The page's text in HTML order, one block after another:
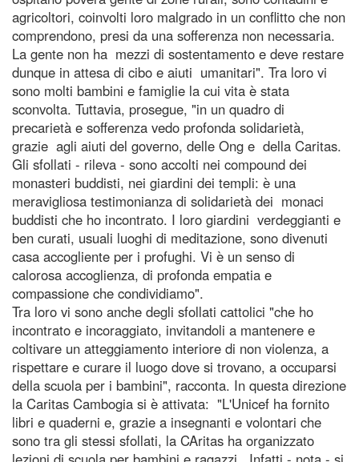
agricoltori, coinvolti loro malgrado in un conflitto che non
comprendono, presi da una sofferenza non necessaria.
La gente non ha mezzi di sostentamento e deve restare
dunque in attesa di cibo e aiuti umanitari". Tra loro vi
sono molti bambini e famiglie la cui vita è stata
sconvolta. Tuttavia, prosegue, "in un quadro di
precarietà e sofferenza vedo profonda solidarietà,
grazie agli aiuti del governo, delle Ong e della Caritas.
Gli sfollati - rileva - sono accolti nei compound dei
monasteri buddisti, nei giardini dei templi: è una
meravigliosa testimonianza di solidarietà dei monaci
buddisti che ho incontrato. I loro giardini verdeggianti e
ben curati, usuali luoghi di meditazione, sono divenuti
casa accogliente per i profughi. Vi è un senso di
calorosa accoglienza, di profonda empatia e
compassione che condividiamo".
Tra loro vi sono anche degli sfollati cattolici "che ho
incontrato e incoraggiato, invitandoli a mantenere e
coltivare un atteggiamento interiore di non violenza, a
rispettare e curare il luogo dove si trovano, a occuparsi
della scuola per i bambini", racconta. In questa direzione
la Caritas Cambogia si è attivata: "L'Unicef ha fornito
libri e quaderni e, grazie a insegnanti e volontari che
sono tra gli stessi sfollati, la CAritas ha organizzato